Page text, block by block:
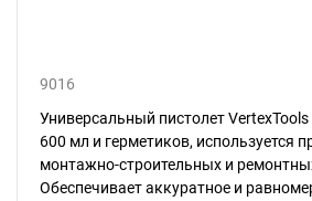
9016
Универсальный пистолет
600 мл и герметиков, используется
монтажно-строительных и
Обеспечивает аккуратное и